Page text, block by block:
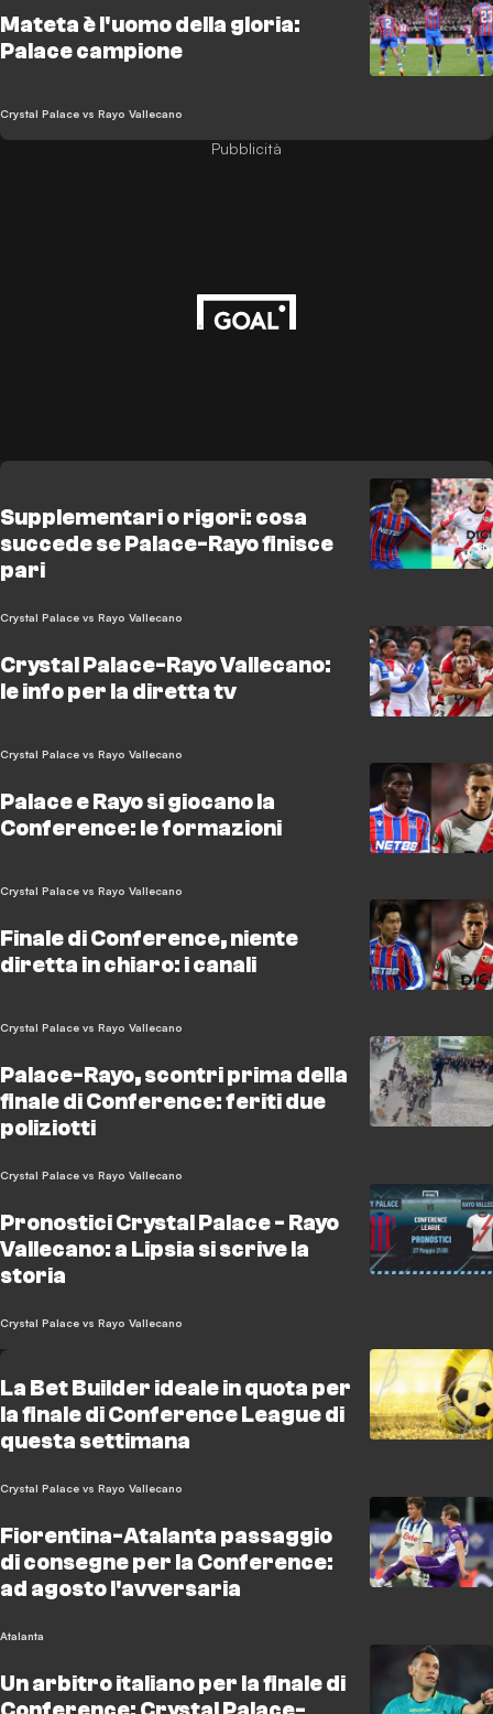
Mateta è l'uomo della gloria:
Palace campione
Crystal Palace vs Rayo Vallecano
Pubblicità
Supplementari o rigori: cosa
succede se Palace-Rayo finisce
pari
Crystal Palace vs Rayo Vallecano
Crystal Palace-Rayo Vallecano:
le info per la diretta tv
Crystal Palace vs Rayo Vallecano
Palace e Rayo si giocano la
Conference: le formazioni
Crystal Palace vs Rayo Vallecano
Finale di Conference, niente
diretta in chiaro: i canali
Crystal Palace vs Rayo Vallecano
Palace-Rayo, scontri prima della
finale di Conference: feriti due
poliziotti
Crystal Palace vs Rayo Vallecano
Pronostici Crystal Palace - Rayo
Vallecano: a Lipsia si scrive la
storia
Crystal Palace vs Rayo Vallecano
La Bet Builder ideale in quota per
la finale di Conference League di
questa settimana
Crystal Palace vs Rayo Vallecano
Fiorentina-Atalanta passaggio
di consegne per la Conference:
ad agosto l'avversaria
Atalanta
Un arbitro italiano per la finale di